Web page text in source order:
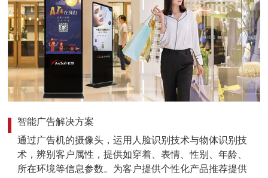
智能广告解决方案
通过广告机的摄像头，运用人脸识别技术与物体识别技
术，辨别客户属性，提供如穿着、表情、性别、年龄、
所在环境等信息参数。为客户提供个性化产品推荐提供